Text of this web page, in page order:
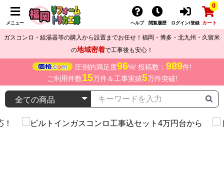
メニュー ヘルプ 閲覧履歴 ログイン/登録
0
カート
ガスコンロ・給湯器等の購入から設置までお任せ！福岡・博多・北九州・久留米
の地域密着で工事後も安心！
圧倒的満足度96%! 投稿数： 989件!
ご利用件数15万件＆工事実績5万件突破!